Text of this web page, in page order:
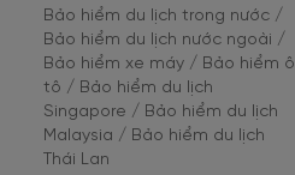
Bảo hiểm du lịch trong nước /
Bảo hiểm du lịch nước ngoài /
Bảo hiểm xe máy / Bảo hiểm ô
tô / Bảo hiểm du lịch
Singapore / Bảo hiểm du lịch
Malaysia / Bảo hiểm du lịch
Thái Lan